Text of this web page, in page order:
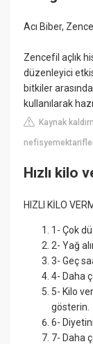
Acı Biber,
Zencefil açlık
düzenleyici
bitkiler
kullanılarak
Kaynak
Hızlı kilo
HIZLI KİLO
1- Çok
2- Yağ
3- Geç
4- Daha
5- Kilo
gösterin.
6-
7- Daha